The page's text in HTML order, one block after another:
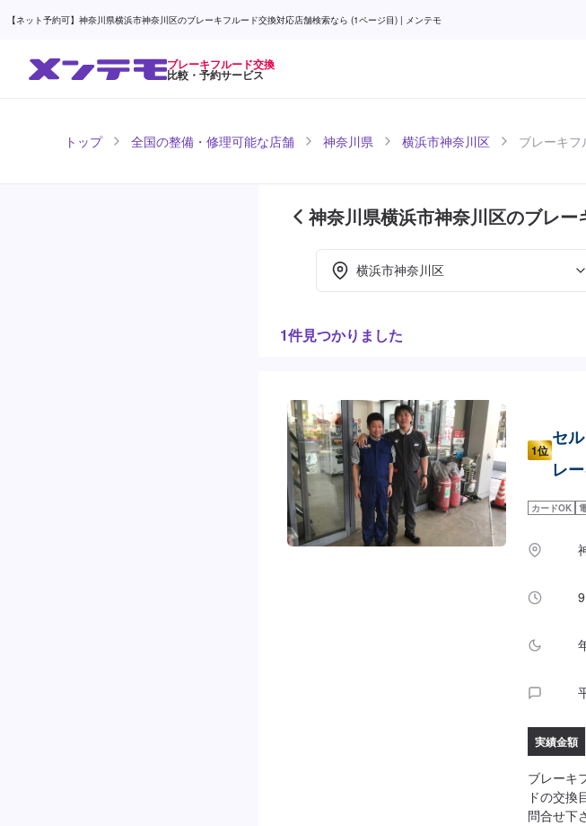
【ネット予約可】神奈川県横浜市神奈川区のブレーキフルード交換対応店舗検索なら (1ページ目) | メンテモ
ブレーキフルード交換
比較・予約サービス
トップ 全国の整備・修理可能な店舗 神奈川県 横浜市神奈川区 ブレーキ
神奈川県横浜市神奈川区のブレ
舗紹介 (1ページ目)
横浜市神奈川区
1件見つかりました
1位
セ
レ
カードOK
実績金額
ブレーキ
ドの交換
問合せ下